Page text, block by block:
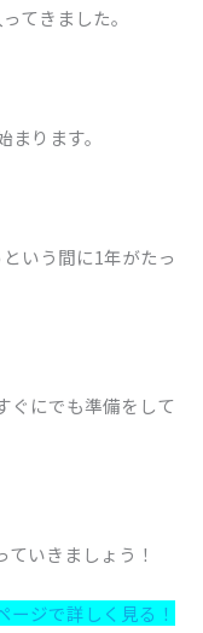
てきました。
ります。
いう間に1年がたっ
ぐにでも準備をして
いきましょう！
ージで詳しく見る！